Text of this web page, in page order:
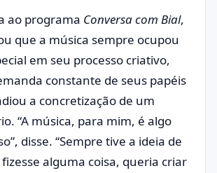
ao programa Conversa com Bial,
que a música sempre ocupou
em seu processo criativo,
constante de seus papéis
a concretização de um
“A música, para mim, é algo
disse. “Sempre tive a ideia de
alguma coisa, queria criar